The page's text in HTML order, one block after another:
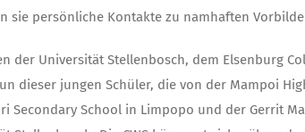
persönliche Kontakte zu namhaften
der Universität Stellenbosch, dem Elsenburg
dieser jungen Schüler, die von der Mampoi
Secondary School in Limpopo und der Gerrit